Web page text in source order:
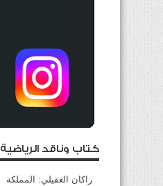
كتاب وناقد الرياضية
راكان الغفيلي: المملكة